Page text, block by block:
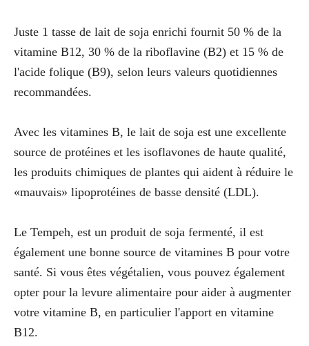
Juste 1 tasse de lait de soja enrichi fournit 50 % de la
vitamine B12, 30 % de la riboflavine (B2) et 15 % de
l'acide folique (B9), selon leurs valeurs quotidiennes
recommandées.
Avec les vitamines B, le lait de soja est une excellente
source de protéines et les isoflavones de haute qualité,
les produits chimiques de plantes qui aident à réduire le
«mauvais» lipoprotéines de basse densité (LDL).
Le Tempeh, est un produit de soja fermenté, il est
également une bonne source de vitamines B pour votre
santé. Si vous êtes végétalien, vous pouvez également
opter pour la levure alimentaire pour aider à augmenter
votre vitamine B, en particulier l'apport en vitamine
B12.